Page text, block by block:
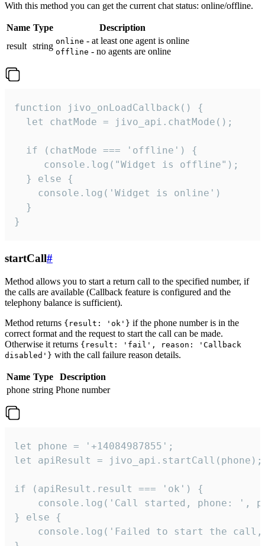
With this method you can get the current chat status: online/offline.
Name Type
Description
result string online - at least one agent is online
offline - no agents are online
function jivo_onLoadCallback() {
  let chatMode = jivo_api.chatMode();
  if (chatMode === 'offline') {
     console.log("Widget is offline");
  } else {
    console.log('Widget is online')
  }
}
startCall#
Method allows you to start a return call to the specified number, if
the calls are available (Callback feature is configured and the
telephony balance is sufficient).
Method returns {result: 'ok'} if the phone number is in the
correct format and the request to start the call can be made.
Otherwise it returns {result: 'fail', reason: 'Callback
disabled'} with the call failure reason details.
Name Type
Description
phone string Phone number
let phone = '+14084987855';
let apiResult = jivo_api.startCall(phone);
if (apiResult.result === 'ok') {
console.log('Call started, phone: ',
} else {
console.log('Failed to start the